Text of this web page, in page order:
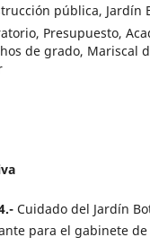
pública, Jardín
Presupuesto,
de grado, Mariscal
Cuidado del Jardín
para el gabinete de